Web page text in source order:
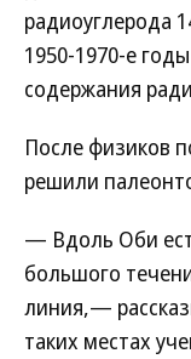
радиоуглерода
1950-1970-е
содержания
После физиков
решили
— Вдоль Оби
большого
линия,—
таких местах